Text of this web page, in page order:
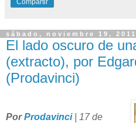
sábado, noviembre 19, 2011
El lado oscuro de
(extracto), por
(Prodavinci)
PorProdavinci| 17 de